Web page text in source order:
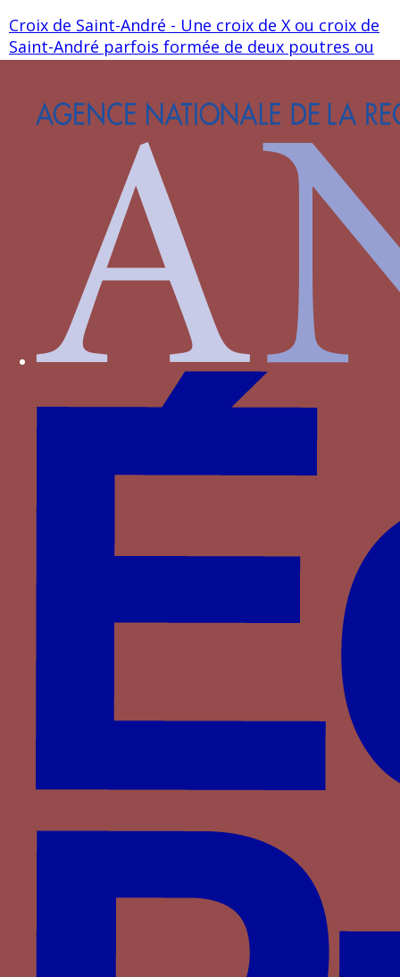
Croix de Saint-André - Une croix de X ou croix de
Saint-André parfois formée de deux poutres ou
Bourgogne
Dextrochère issant d’une nuée flamboyante
tenant une bannière
Paru dans : Familles > Bourbon > Mathieu de
écouvillons - trois écouvillons associés au mot
POR BIEN FINIR sur un listel
Paru dans : Familles > Aragon-Naples > Jean
d’Aragon
EE - Les lettres EE affrontées et liées par un lac,
fréquemment associées à la devise du fusil
Paru dans : Familles > Bourgogne > Philippe III de
formé de barrières de bois avec une porte
centrale
Entraves et chaîne de prisonnier - Des entraves
de prisonnier ouvertes et attachées à leur chaîne
suspendue à un clou ou à un billot
Paru dans : Familles > Lannoy > Ghillebert de
Lannoy
Epée flamboyante - Une épée enflammée parfois
associée au mot A TOUJOURS MAIS
Paru dans : Familles > Bourbon-Montpensier >
associé à la lettre M et aux couleurs gris et violet
Paru dans : Familles > Luxembourg-Saint-Pol >
Escargot ou limaçon - un escargot
Paru dans : Familles > Bourgogne > Philippe de